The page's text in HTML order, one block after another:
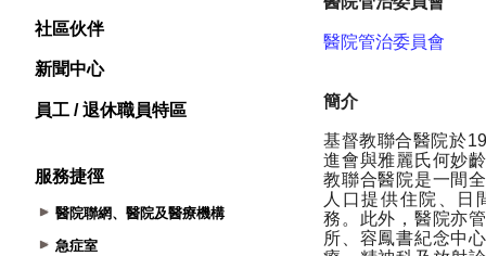
社區伙伴
新聞中心
員工 / 退休職員特區
服務捷徑
醫院聯網、醫院及醫療機構
急症室